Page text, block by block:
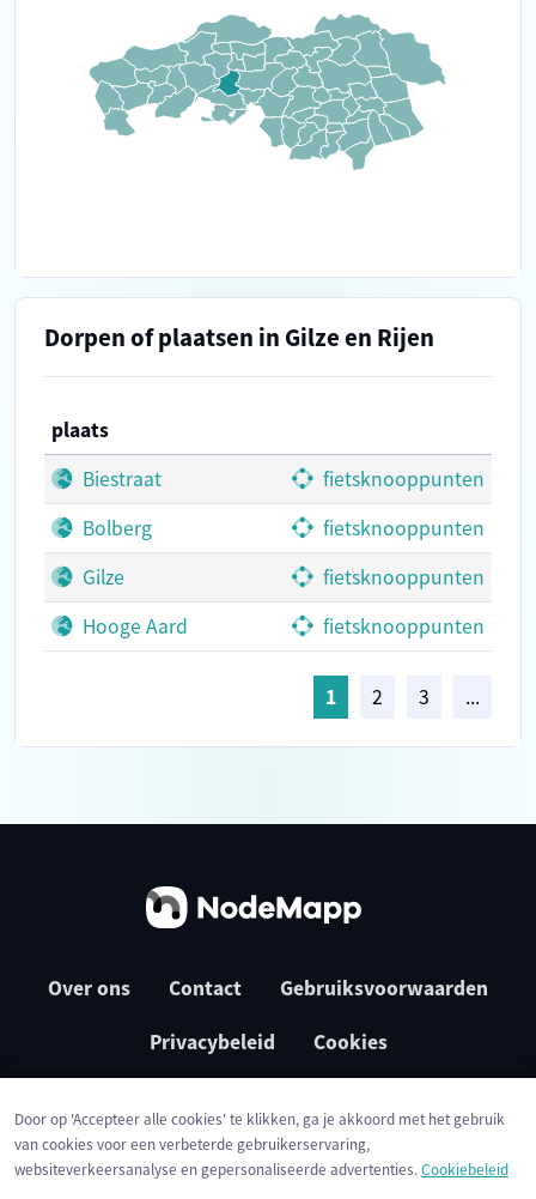
Dorpen of plaatsen in Gilze en Rijen
plaats
Biestraat
fietsknooppunten
Bolberg
fietsknooppunten
Gilze
fietsknooppunten
Hooge Aard
fietsknooppunten
1 2 3 ...
Over ons Contact Gebruiksvoorwaarden
Privacybeleid Cookies
Door op 'Accepteer alle cookies' te klikken, ga je akkoord met het gebruik
van cookies voor een verbeterde gebruikerservaring,
websiteverkeersanalyse en gepersonaliseerde advertenties.Cookiebeleid